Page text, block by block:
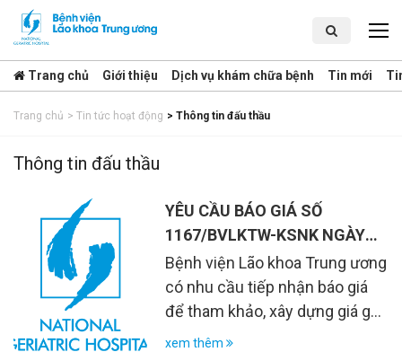
Trang chủ Giới thiệu Dịch vụ khám chữa bệnh Tin mới
Trang chủ > Tin tức hoạt động > Thông tin đấu thầu
Thông tin đấu thầu
YÊU CẦU BÁO GIÁ SỐ
1167/BVLKTW-KSNK NGÀY
28/7/2026
Bệnh viện Lão khoa Trung ương
có nhu cầu tiếp nhận báo giá
để tham khảo, xây dựng giá gói
thầu, làm cơ sở tổ chức lựa
xem thêm